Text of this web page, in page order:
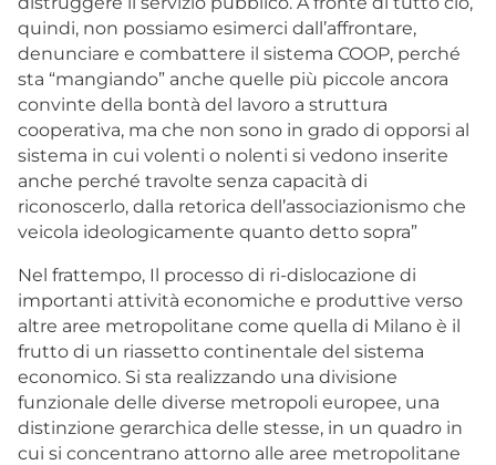
quindi, non possiamo esimerci dall’affrontare,
denunciare e combattere il sistema COOP, perché
sta “mangiando” anche quelle più piccole ancora
convinte della bontà del lavoro a struttura
cooperativa, ma che non sono in grado di opporsi al
sistema in cui volenti o nolenti si vedono inserite
anche perché travolte senza capacità di
riconoscerlo, dalla retorica dell’associazionismo che
veicola ideologicamente quanto detto sopra”
Nel frattempo, Il processo di ri-dislocazione di
importanti attività economiche e produttive verso
altre aree metropolitane come quella di Milano è il
frutto di un riassetto continentale del sistema
economico. Si sta realizzando una divisione
funzionale delle diverse metropoli europee, una
distinzione gerarchica delle stesse, in un quadro in
cui si concentrano attorno alle aree metropolitane